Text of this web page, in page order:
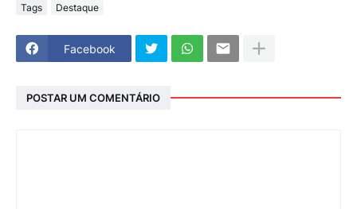
Tags Destaque
Facebook
POSTAR UM COMENTÁRIO